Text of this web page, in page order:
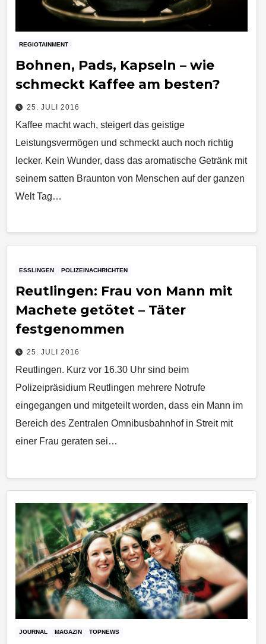
REGIOTAINMENT
Bohnen, Pads, Kapseln – wie
schmeckt Kaffee am besten?
25. JULI 2016
Kaffee macht wach, steigert das geistige
Leistungsvermögen und schmeckt auch noch richtig
lecker. Kein Wunder, dass das aromatische Getränk mit
seinem satten Braunton von Menschen auf der ganzen
Welt Tag…
ESSLINGEN POLIZEINACHRICHTEN
Reutlingen: Frau von Mann mit
Machete getötet – Täter
festgenommen
25. JULI 2016
Reutlingen. Kurz vor 16.30 Uhr sind beim
Polizeipräsidium Reutlingen mehrere Notrufe
eingegangen und mitgeteilt worden, dass ein Mann im
Bereich des Zentralen Omnibusbahnhof in Streit mit
einer Frau geraten sei…
JOURNAL MAGAZIN TOPNEWS